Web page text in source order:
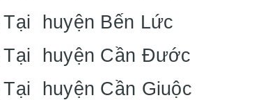
huyện Bến Lức
Tại huyện Cần Đước
huyện Cần Giuộc